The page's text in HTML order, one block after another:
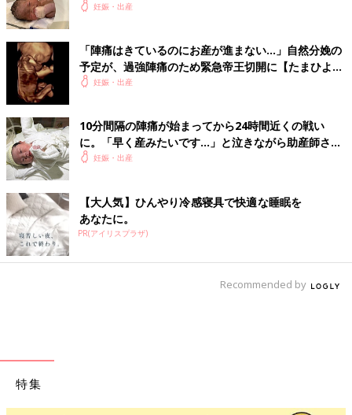
妊娠・出産
「陣痛はきているのにお産が進まない…」自然分娩の
予定が、過強陣痛のため緊急帝王切開に【たまひよ
出産体験談】
妊娠・出産
10分間隔の陣痛が始まってから24時間近くの戦い
に。「早く産みたいです…」と泣きながら助産師さん
に訴える【たまひよ 出産体験談】
妊娠・出産
【大人気】ひんやり冷感寝具で快適な睡眠を
あなたに。
PR(アイリスプラザ)
Recommended by
特集